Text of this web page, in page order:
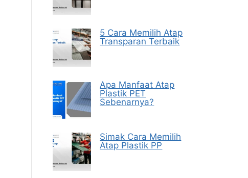
5 Cara Memilih Atap
Transparan Terbaik
Apa Manfaat Atap
Plastik PET
Sebenarnya?
Simak Cara Memilih
Atap Plastik PP